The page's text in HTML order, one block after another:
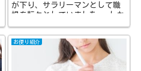
が下り、サラリーマンとして職
場を転々としていました。 しか
お便り紹介